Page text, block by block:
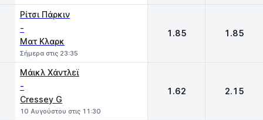
Ρίτσι Πάρκιν
-
Ματ Κλαρκ
Σήμερα στις 23:35
1.85 1.85
Μάικλ Χάντλεϊ
-
Cressey G
10 Αυγούστου στις 11:30
1.62 2.15